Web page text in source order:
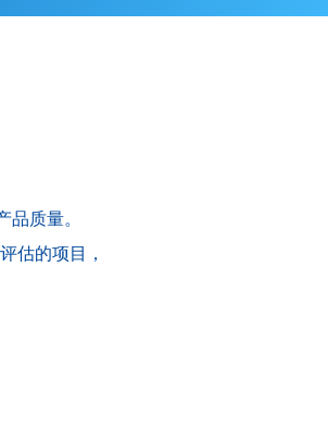
质量。
估的项目，